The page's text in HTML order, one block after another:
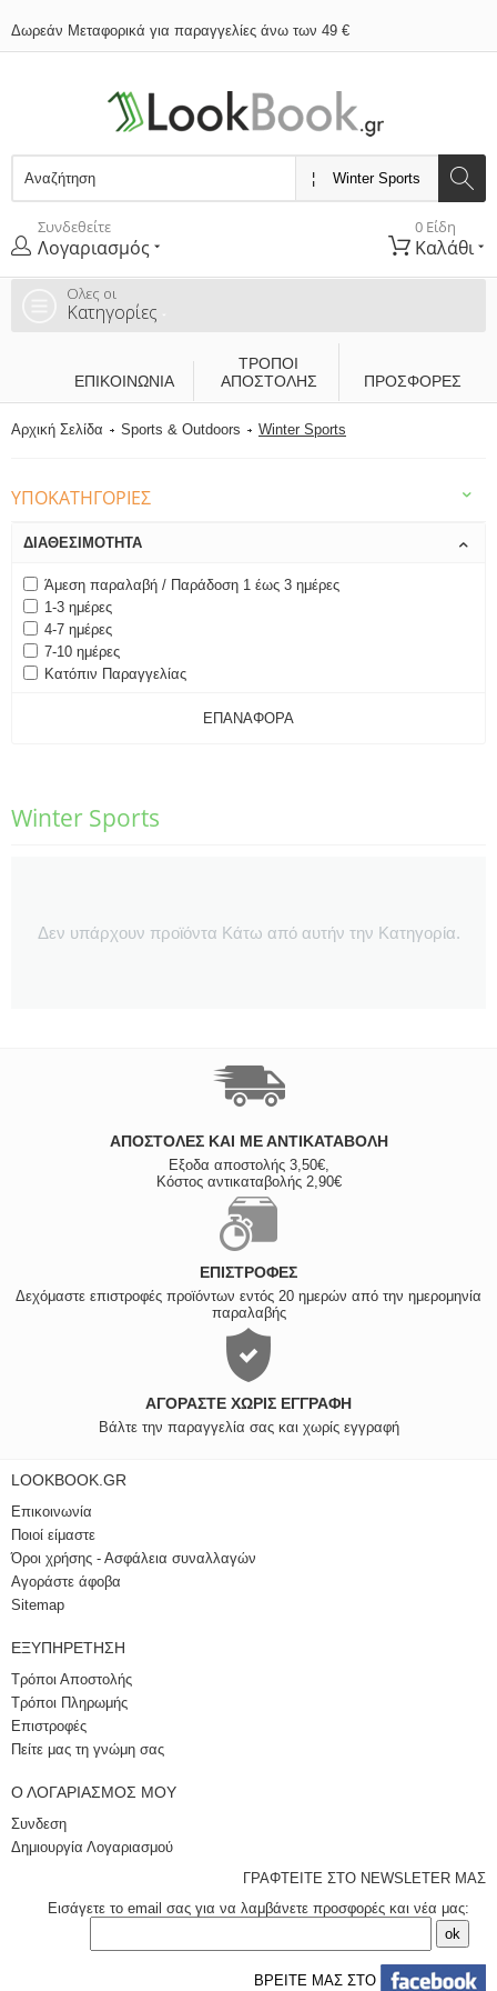
Δωρεάν Μεταφορικά για παραγγελίες άνω των 49 €
Συνδεθείτε
Λογαριασμός
0 Είδη
Καλάθι
Ολες οι
Κατηγορίες
ΕΠΙΚΟΙΝΩΝΊΑ
ΤΡΌΠΟΙ
ΑΠΟΣΤΟΛΉΣ
ΠΡΟΣΦΟΡΕΣ
Αρχική Σελίδα Sports & Outdoors Winter Sports
ΥΠΟΚΑΤΗΓΟΡΊΕΣ
ΔΙΑΘΕΣΙΜΌΤΗΤΑ
Άμεση παραλαβή / Παράδοση 1 έως 3 ημέρες
1-3 ημέρες
4-7 ημέρες
7-10 ημέρες
Κατόπιν Παραγγελίας
ΕΠΑΝΑΦΟΡΆ
Winter Sports
Δεν υπάρχουν προϊόντα Κάτω από αυτήν την Κατηγορία.
ΑΠΟΣΤΟΛΈΣ ΚΑΙ ΜΕ ΑΝΤΙΚΑΤΑΒΟΛΗ
Εξοδα αποστολής 3,50€,
Κόστος αντικαταβολής 2,90€
ΕΠΙΣΤΡΟΦΈΣ
Δεχόμαστε επιστροφές προϊόντων εντός 20 ημερών από την ημερομηνία
παραλαβής
ΑΓΟΡΆΣΤΕ ΧΩΡΊΣ ΕΓΓΡΑΦΉ
Βάλτε την παραγγελία σας και χωρίς εγγραφή
LOOKBOOK.GR
Επικοινωνία
Ποιοί είμαστε
Όροι χρήσης - Ασφάλεια συναλλαγών
Αγοράστε άφοβα
Sitemap
ΕΞΥΠΗΡΈΤΗΣΗ
Τρόποι Αποστολής
Τρόποι Πληρωμής
Επιστροφές
Πείτε μας τη γνώμη σας
Ο ΛΟΓΑΡΙΑΣΜΌΣ ΜΟΥ
Συνδεση
Δημιουργία Λογαριασμού
ΓΡΑΦΤΕΙΤΕ ΣΤΟ NEWSLETER ΜΑΣ
Εισάγετε το email σας για να λαμβάνετε προσφορές και νέα μας:
ΒΡΕΙΤΕ ΜΑΣ ΣΤΟ